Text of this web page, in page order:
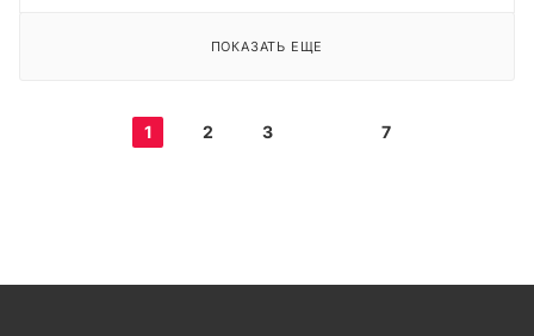
ПОКАЗАТЬ ЕЩЕ
1 2 3 7